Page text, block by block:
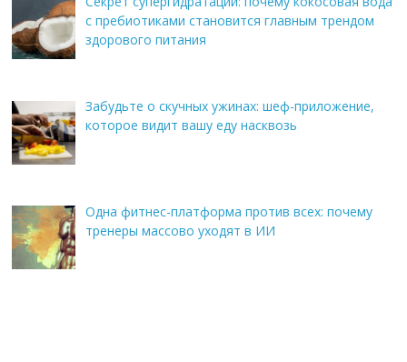
с пребиотиками становится главным трендом
здорового питания
Забудьте о скучных ужинах: шеф-приложение,
которое видит вашу еду насквозь
Одна фитнес-платформа против всех: почему
тренеры массово уходят в ИИ